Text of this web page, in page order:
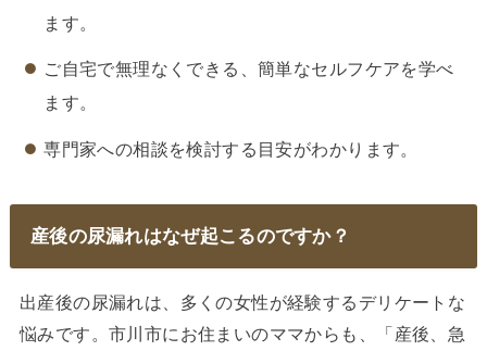
ます。
ご自宅で無理なくできる、簡単なセルフケアを学べ
ます。
専門家への相談を検討する目安がわかります。
産後の尿漏れはなぜ起こるのですか？
出産後の尿漏れは、多くの女性が経験するデリケートな
悩みです。市川市にお住まいのママからも、「産後、急